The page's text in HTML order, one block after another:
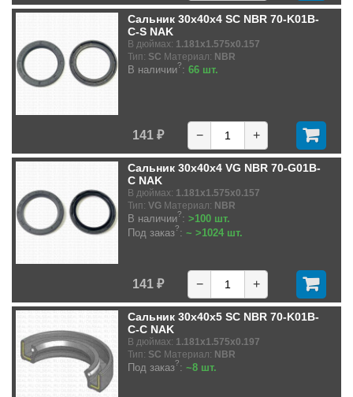
Сальник 30x40x4 SC NBR 70-K01B-
C-S NAK
В дюймах: 1.181x1.575x0.157
Тип: SC Материал: NBR
В наличии?: 66 шт.
141 ₽ − +
Сальник 30x40x4 VG NBR 70-G01B-
C NAK
В дюймах: 1.181x1.575x0.157
Тип: VG Материал: NBR
В наличии?: >100 шт.
Под заказ?: ~ >1024 шт.
141 ₽ − +
Сальник 30x40x5 SC NBR 70-K01B-
C-C NAK
В дюймах: 1.181x1.575x0.197
Тип: SC Материал: NBR
Под заказ?: ~8 шт.